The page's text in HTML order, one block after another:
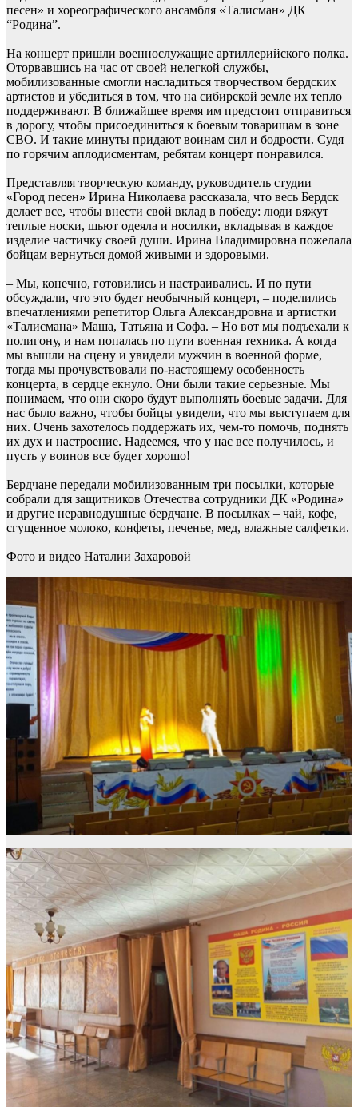
песен» и хореографического ансамбля «Талисман» ДК
“Родина”.
На концерт пришли военнослужащие артиллерийского полка.
Оторвавшись на час от своей нелегкой службы,
мобилизованные смогли насладиться творчеством бердских
артистов и убедиться в том, что на сибирской земле их тепло
поддерживают. В ближайшее время им предстоит отправиться
в дорогу, чтобы присоединиться к боевым товарищам в зоне
СВО. И такие минуты придают воинам сил и бодрости. Судя
по горячим аплодисментам, ребятам концерт понравился.
Представляя творческую команду, руководитель студии
«Город песен» Ирина Николаева рассказала, что весь Бердск
делает все, чтобы внести свой вклад в победу: люди вяжут
теплые носки, шьют одеяла и носилки, вкладывая в каждое
изделие частичку своей души. Ирина Владимировна пожелала
бойцам вернуться домой живыми и здоровыми.
– Мы, конечно, готовились и настраивались. И по пути
обсуждали, что это будет необычный концерт, – поделились
впечатлениями репетитор Ольга Александровна и артистки
«Талисмана» Маша, Татьяна и Софа. – Но вот мы подъехали к
полигону, и нам попалась по пути военная техника. А когда
мы вышли на сцену и увидели мужчин в военной форме,
тогда мы прочувствовали по-настоящему особенность
концерта, в сердце екнуло. Они были такие серьезные. Мы
понимаем, что они скоро будут выполнять боевые задачи. Для
нас было важно, чтобы бойцы увидели, что мы выступаем для
них. Очень захотелось поддержать их, чем-то помочь, поднять
их дух и настроение. Надеемся, что у нас все получилось, и
пусть у воинов все будет хорошо!
Бердчане передали мобилизованным три посылки, которые
собрали для защитников Отечества сотрудники ДК «Родина»
и другие неравнодушные бердчане. В посылках – чай, кофе,
сгущенное молоко, конфеты, печенье, мед, влажные салфетки.
Фото и видео Наталии Захаровой